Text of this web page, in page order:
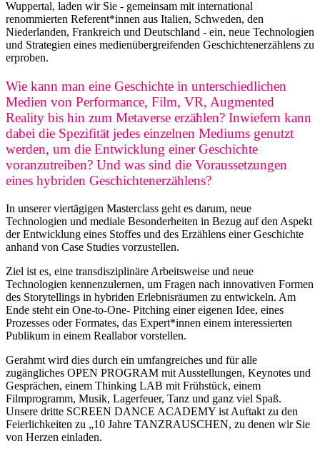
Wuppertal, laden wir Sie - gemeinsam mit international
renommierten Referent*innen aus Italien, Schweden, den
Niederlanden, Frankreich und Deutschland - ein, neue Technologien
und Strategien eines medienübergreifenden Geschichtenerzählens zu
erproben.
Wie kann man eine Geschichte in unterschiedlichen
Medien von Performance, Film, VR, Augmented
Reality bis hin zum Metaverse erzählen? Inwiefern kann
dabei die Spezifität jedes einzelnen Mediums genutzt
werden, um die Entwicklung einer Geschichte
voranzutreiben? Und was sind die Voraussetzungen
eines hybriden Geschichtenerzählens?
In unserer viertägigen Masterclass geht es darum, neue
Technologien und mediale Besonderheiten in Bezug auf den Aspekt
der Entwicklung eines Stoffes und des Erzählens einer Geschichte
anhand von Case Studies vorzustellen.
Ziel ist es, eine transdisziplinäre Arbeitsweise und neue
Technologien kennenzulernen, um Fragen nach innovativen Formen
des Storytellings in hybriden Erlebnisräumen zu entwickeln. Am
Ende steht ein One-to-One- Pitching einer eigenen Idee, eines
Prozesses oder Formates, das Expert*innen einem interessierten
Publikum in einem Reallabor vorstellen.
Gerahmt wird dies durch ein umfangreiches und für alle
zugängliches OPEN PROGRAM mit Ausstellungen, Keynotes und
Gesprächen, einem Thinking LAB mit Frühstück, einem
Filmprogramm, Musik, Lagerfeuer, Tanz und ganz viel Spaß.
Unsere dritte SCREEN DANCE ACADEMY ist Auftakt zu den
Feierlichkeiten zu „10 Jahre TANZRAUSCHEN, zu denen wir Sie
von Herzen einladen.